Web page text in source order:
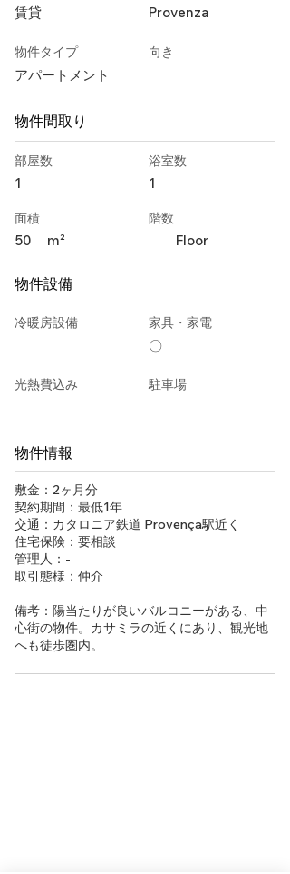
賃貸 Provenza
物件タイプ
アパートメント
向き
物件間取り
部屋数
1
面積
50 m²
浴室数
1
階数
Floor
物件設備
冷暖房設備 家具・家電
〇
光熱費込み 駐車場
物件情報
敷金：2ヶ月分
契約期間：最低1年
交通：カタロニア鉄道 Provença駅近く
住宅保険：要相談
管理人：-
取引態様：仲介
備考：陽当たりが良いバルコニーがある、中
心街の物件。カサミラの近くにあり、観光地
へも徒歩圏内。